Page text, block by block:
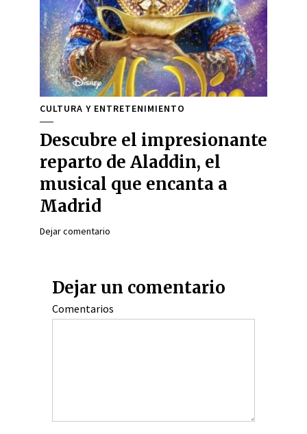
CULTURA Y ENTRETENIMIENTO
Descubre el impresionante
reparto de Aladdin, el
musical que encanta a
Madrid
Dejar comentario
Dejar un comentario
Comentarios